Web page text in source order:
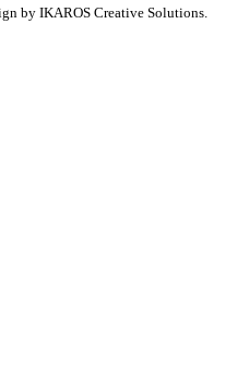
by IKAROS Creative Solutions.